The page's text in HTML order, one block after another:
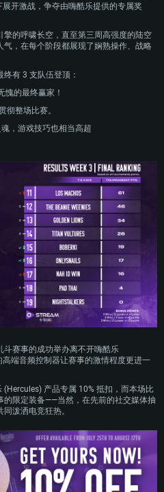
要求
开激战，争夺由嗨酷乐提供的专属奖
的呼啸长空，直至第三周高强度的陆空
，在每个阶段都展现了娴熟操作、战略
有 3 支队伍登顶：
愧的最终赢家！
彻整场比赛。
，游戏技巧也相当高超
斗赛事的成功举办离不开嗨酷乐
端音频控制器让赛事的激情程度更进一
产品专属 10% 抵扣，而本场比
的限定装备——当然，在先前的社交媒体抽
泼洒电竞狂热。